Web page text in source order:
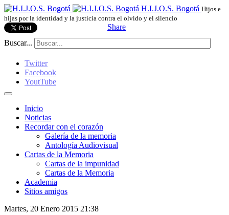
H.I.J.O.S. Bogotá Hijos e
hijas por la identidad y la justicia contra el olvido y el silencio
Share
Buscar...
Twitter
Facebook
YoutTube
Inicio
Noticias
Recordar con el corazón
Galería de la memoria
Antología Audiovisual
Cartas de la Memoria
Cartas de la impunidad
Cartas de la Memoria
Academia
Sitios amigos
Martes, 20 Enero 2015 21:38